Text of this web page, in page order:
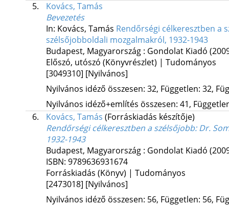
5.
Kovács, Tamás
Bevezetés
In: Kovács, Tamás Rendőrségi célkeresztben a
szélsőjobboldali mozgalmakról, 1932-1943
Budapest, Magyarország : Gondolat Kiadó
Előszó, utószó (Könyvrészlet) | Tudományos
[3049310] [Nyilvános]
Nyilvános idéző összesen: 32, Független: 32,
Nyilvános idéző+említés összesen: 41,
6.
Kovács, Tamás (Forráskiadás készítője)
Rendőrségi célkeresztben a szélsőjobb: Dr.
1932-1943
Budapest, Magyarország : Gondolat Kiadó
ISBN: 9789636931674
Forráskiadás (Könyv) | Tudományos
[2473018] [Nyilvános]
Nyilvános idéző összesen: 56, Független: 56,